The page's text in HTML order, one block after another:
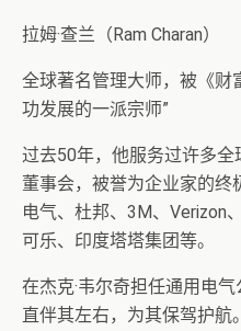
拉姆·查兰（Ram Charan）
全球著名管理大师，被《财
功发展的一派宗师”
过去50年，他服务过许多
董事会，被誉为企业家的终
电气、杜邦、3M、Verizon
可乐、印度塔塔集团等。
在杰克·韦尔奇担任通用电
直伴其左右，为其保驾护航。